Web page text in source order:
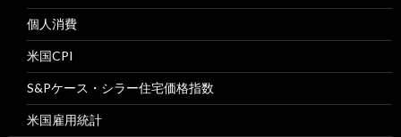
個人消費
米国CPI
S&Pケース・シラー住宅価格指数
米国雇用統計